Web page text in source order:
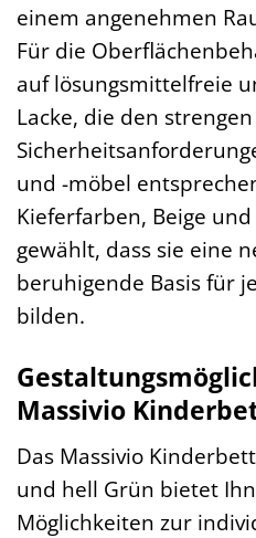
einem angenehmen
Für die
auf lösungsmittelfreie
Lacke, die den strengen
und -möbel
Kieferfarben, Beige
gewählt, dass sie eine
beruhigende Basis für
bilden.
Massivio
Das Massivio
und hell Grün bietet
Möglichkeiten zur